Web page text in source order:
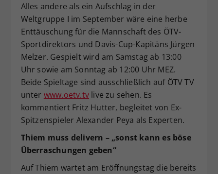
Alles andere als ein Aufschlag in der
Weltgruppe I im September wäre eine herbe
Enttäuschung für die Mannschaft des ÖTV-
Sportdirektors und Davis-Cup-Kapitäns Jürgen
Melzer. Gespielt wird am Samstag ab 13:00
Uhr sowie am Sonntag ab 12:00 Uhr MEZ.
Beide Spieltage sind ausschließlich auf ÖTV TV
unter www.oetv.tvlive zu sehen. Es
kommentiert Fritz Hutter, begleitet von Ex-
Spitzenspieler Alexander Peya als Experten.
Thiem muss delivern – „sonst kann es böse
Überraschungen geben“
Auf Thiem wartet am Eröffnungstag die bereits